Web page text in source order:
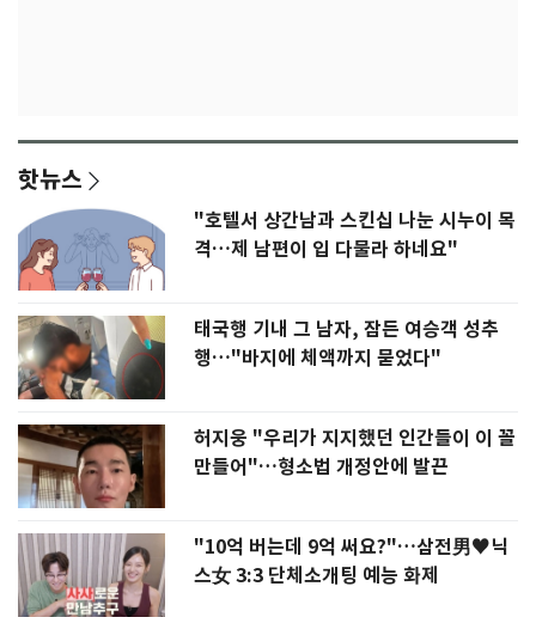
핫뉴스
"호텔서 상간남과 스킨십 나눈 시누이 목
격…제 남편이 입 다물라 하네요"
태국행 기내 그 남자, 잠든 여승객 성추
행…"바지에 체액까지 묻었다"
허지웅 "우리가 지지했던 인간들이 이 꼴
만들어"…형소법 개정안에 발끈
"10억 버는데 9억 써요?"…삼전男♥닉
스女 3:3 단체소개팅 예능 화제